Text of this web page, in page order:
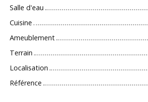
Salle d'eau
Cuisine
Ameublement
Terrain
Localisation
Référence